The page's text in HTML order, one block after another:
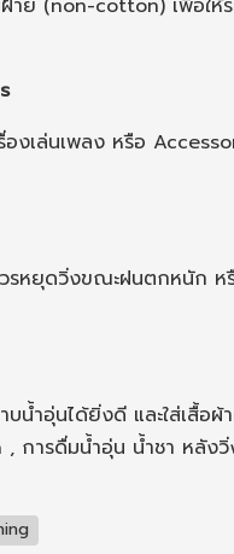
ฝ้าย (non-cotton) เพื่อให้
องเล่นเพลง หรือ
หยุดวิ่งขณะฝนตกหนัก หรื
น้ำอุ่นได้ยิ่งดี และใส่เสื้อ
การดื่มน้ำอุ่น น้ำชา หลัง